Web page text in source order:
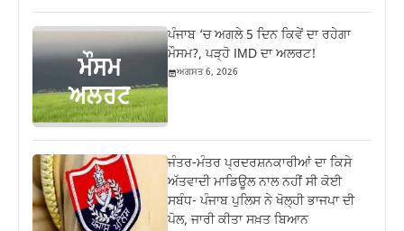
ਪੰਜਾਬ ‘ਚ ਅਗਲੇ 5 ਦਿਨ ਕਿਵੇਂ ਦਾ ਰਹੇਗਾ
ਮੌਸਮ?, ਪੜ੍ਹੋ IMD ਦਾ ਅਲਰਟ!
ਅਗਸਤ 6, 2026
ਜੰਤਰ-ਮੰਤਰ ਪ੍ਰਦਰਸ਼ਨਕਾਰੀਆਂ ਦਾ ਕਿਸੇ
ਅੱਤਵਾਦੀ ਮਾਡਿਊਲ ਨਾਲ ਨਹੀਂ ਸੀ ਕੋਈ
ਸਬੰਧ- ਪੰਜਾਬ ਪੁਲਿਸ ਨੇ ਖੋਲ੍ਹੀ ਭਾਜਪਾ ਦੀ
ਪੋਲ, ਜਾਰੀ ਕੀਤਾ ਸਖ਼ਤ ਬਿਆਨ